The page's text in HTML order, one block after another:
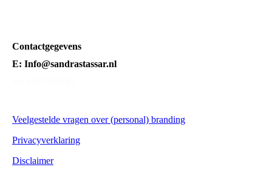
Contactgegevens
E: Info@sandrastassar.nl
Veelgestelde vragen over (personal) branding
Privacyverklaring
Disclaimer